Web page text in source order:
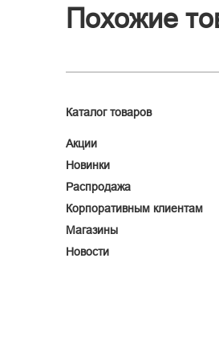
Похожие
Каталог товаров
Акции
Новинки
Распродажа
Корпоративным клиентам
Магазины
Новости